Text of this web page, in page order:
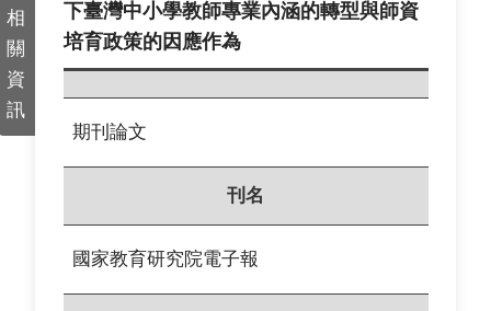
相
關
資
訊
下臺灣中小學教師專業內涵的轉型與師資
培育政策的因應作為
期刊論文
刊名
國家教育研究院電子報